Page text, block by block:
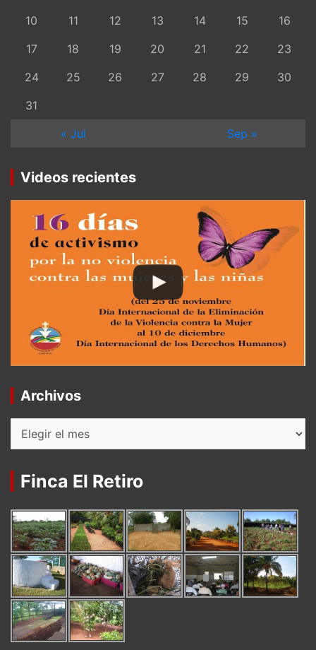
10
11 12 13 14 15
16
17
18 19 20 21 22
23
24
25 26 27 28 29
30
31
« Jul
Sep »
Videos recientes
Archivos
Finca El Retiro